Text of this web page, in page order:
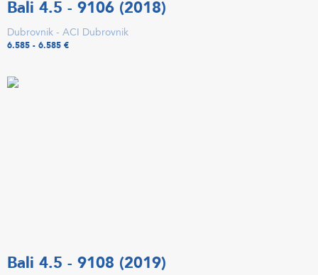
Bali 4.5 - 9106 (2018)
Dubrovnik - ACI Dubrovnik
6.585 - 6.585 €
Bali 4.5 - 9108 (2019)